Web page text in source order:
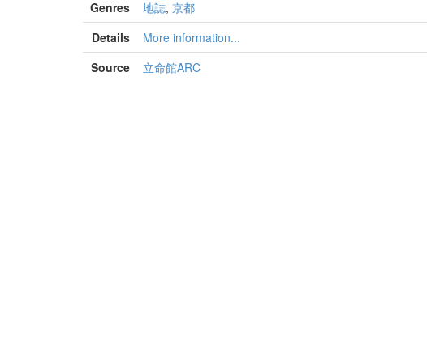
Genres 地誌, 京都
Details
More information...
Source
立命館ARC